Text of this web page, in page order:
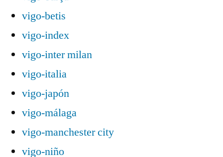
vigo-betis
vigo-index
vigo-inter milan
vigo-italia
vigo-japón
vigo-málaga
vigo-manchester city
vigo-niño